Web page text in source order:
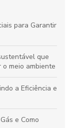
para Garantir
que
meio ambiente
a Eficiência e
e Como